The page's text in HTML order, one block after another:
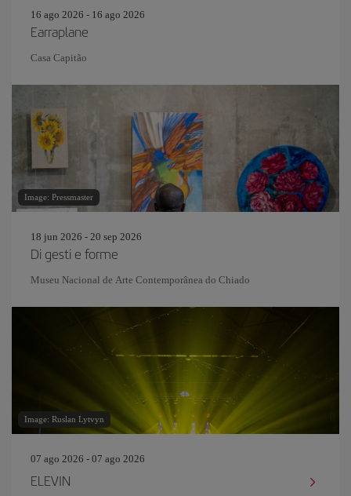
16 ago 2026 - 16 ago 2026
Earraplane
Casa Capitão
Image: Pressmaster
18 jun 2026 - 20 sep 2026
Di gesti e forme
Museu Nacional de Arte Contemporânea do Chiado
Image: Ruslan Lytvyn
07 ago 2026 - 07 ago 2026
ELEVIN